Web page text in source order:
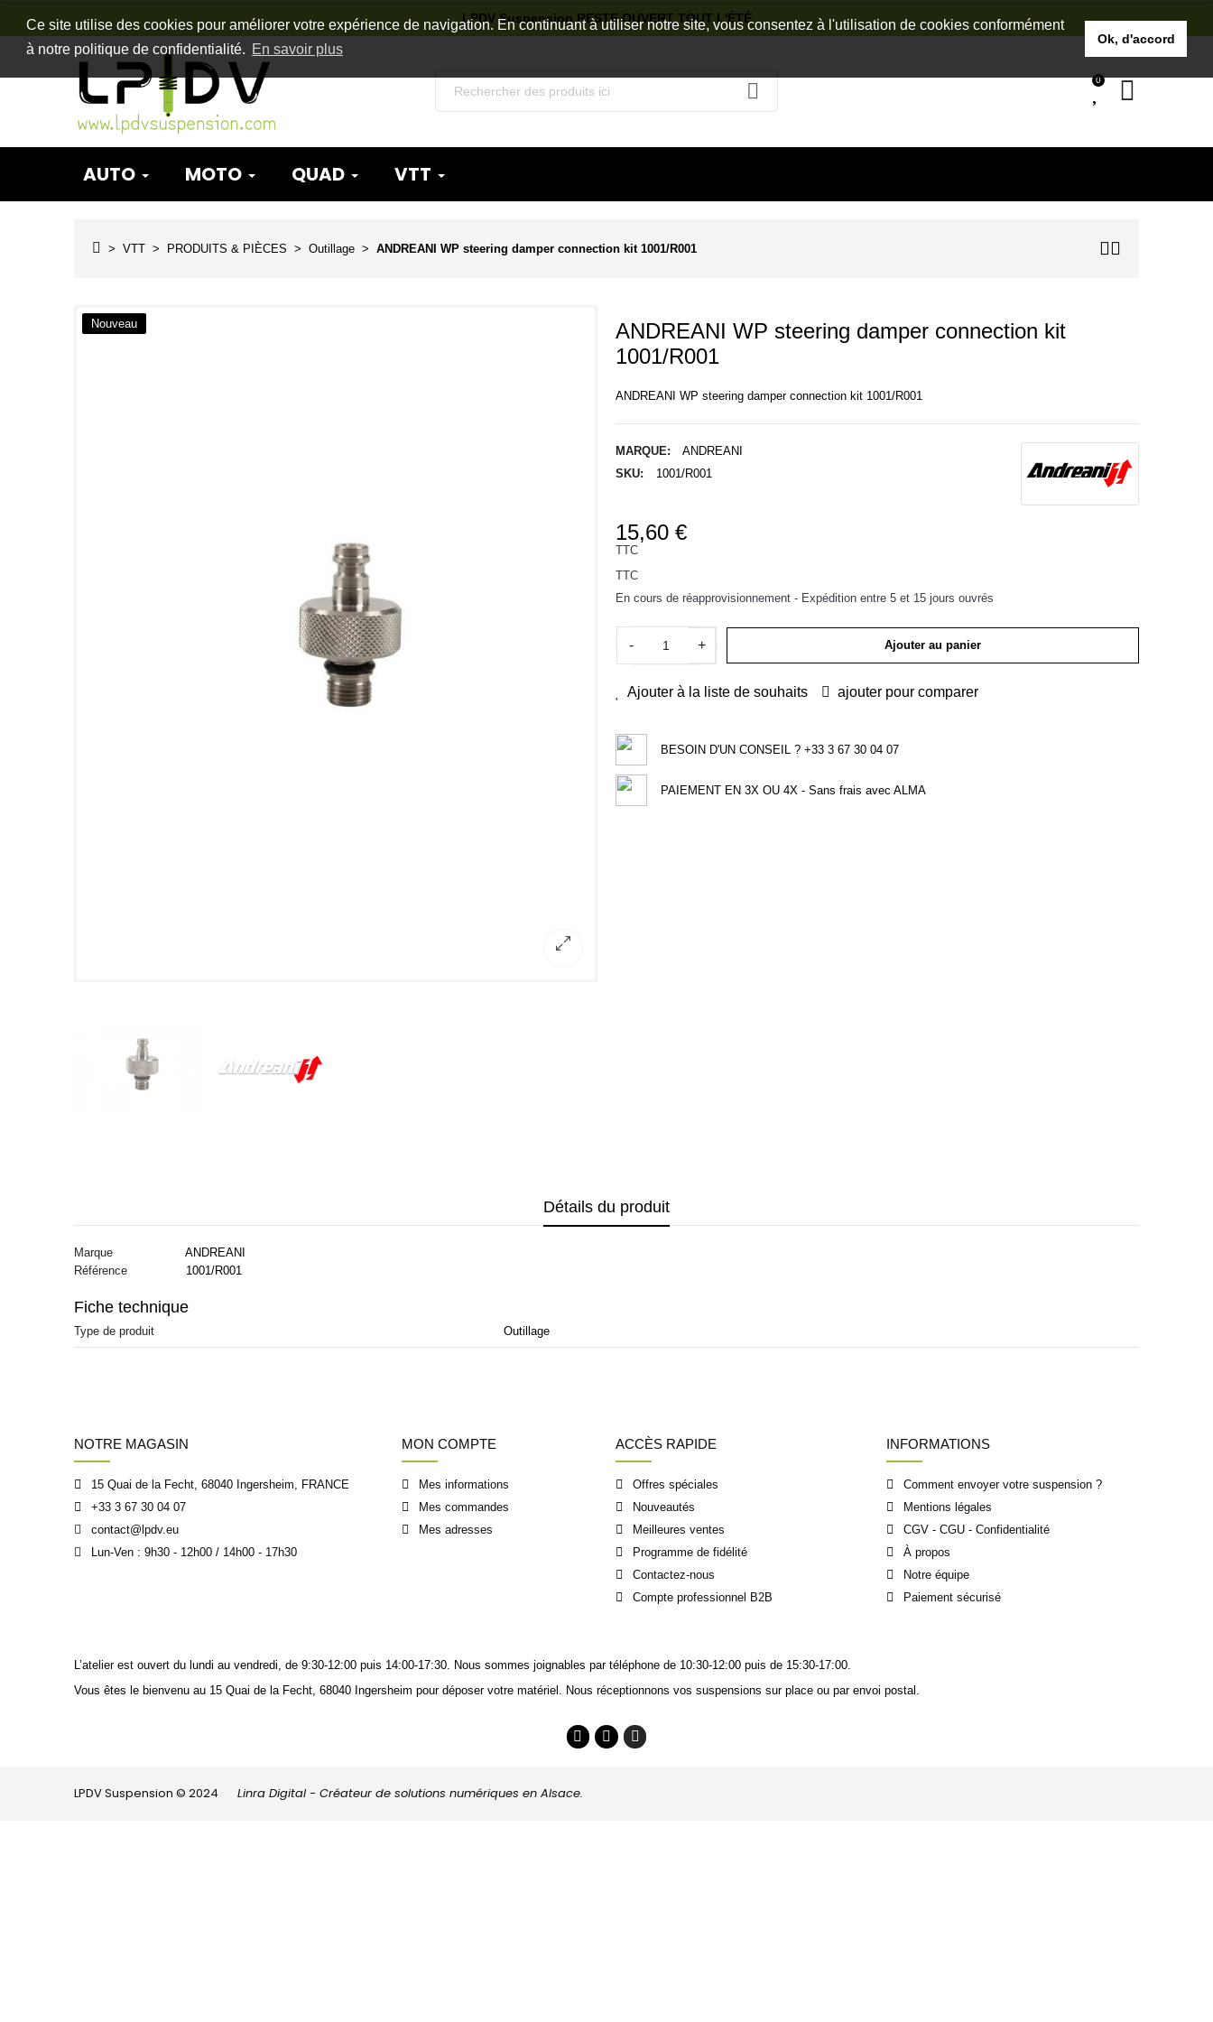
Ce site utilise des cookies pour améliorer votre expérience de navigation. En continuant à utiliser notre site, vous consentez à l'utilisation de cookies conformément
à notre politique de confidentialité. En savoir plus
Ok, d'accord
LPDV Suspension RESTE OUVERT TOUT L'ÉTÉ
0
AUTO MOTO QUAD VTT
VTT PRODUITS & PIÈCES Outillage ANDREANI WP steering damper connection kit 1001/R001
Nouveau
ANDREANI WP steering damper connection kit
1001/R001
ANDREANI WP steering damper connection kit 1001/R001
MARQUE:
ANDREANI
SKU:
1001/R001
15,60 €
TTC
TTC
En cours de réapprovisionnement - Expédition entre 5 et 15 jours ouvrés
- + Ajouter au panier
Ajouter à la liste de souhaits ajouter pour comparer
BESOIN D'UN CONSEIL ? +33 3 67 30 04 07
PAIEMENT EN 3X OU 4X - Sans frais avec ALMA
Détails du produit
Marque
ANDREANI
Référence
1001/R001
Fiche technique
Type de produit Outillage
NOTRE MAGASIN
15 Quai de la Fecht, 68040 Ingersheim, FRANCE
+33 3 67 30 04 07
contact@lpdv.eu
Lun-Ven : 9h30 - 12h00 / 14h00 - 17h30
MON COMPTE
Mes informations
Mes commandes
Mes adresses
ACCÈS RAPIDE
Offres spéciales
Nouveautés
Meilleures ventes
Programme de fidélité
Contactez-nous
Compte professionnel B2B
INFORMATIONS
Comment envoyer votre suspension ?
Mentions légales
CGV - CGU - Confidentialité
À propos
Notre équipe
Paiement sécurisé
L’atelier est ouvert du lundi au vendredi, de 9:30-12:00 puis 14:00-17:30. Nous sommes joignables par téléphone de 10:30-12:00 puis de 15:30-17:00.
Vous êtes le bienvenu au 15 Quai de la Fecht, 68040 Ingersheim pour déposer votre matériel. Nous réceptionnons vos suspensions sur place ou par envoi postal.
LPDV Suspension © 2024 Linra Digital - Créateur de solutions numériques en Alsace.